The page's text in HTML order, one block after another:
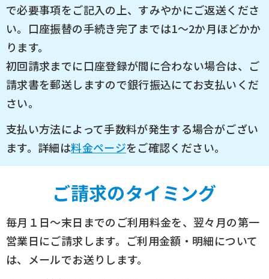
で必要事項をご記入の上、すみやかにご返送くださ
い。口座振替の手続き完了までは1～2か月ほどかか
ります。
初回請求までに口座登録が間に合わない場合は、ご
請求書を郵送しますので銀行振込にてお支払いくだ
さい。
支払い方法によって手数料が発生する場合がござい
ます。詳細は料金ページをご確認ください。
ご請求のタイミング
毎月１日～末日までのご利用料金を、翌々月の第一
営業日にご請求します。ご利用金額・明細について
は、メールでお送りします。